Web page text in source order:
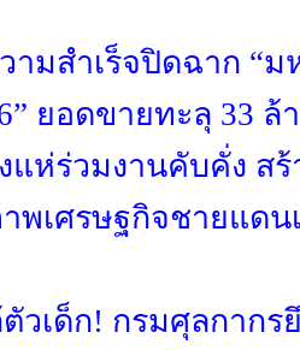
ามสำเร็จปิดฉาก “
ยอดขายทะลุ 33
แห่ร่วมงานคับคั่ง ส
พเศรษฐกิจชายแดน
วเด็ก! กรมศุลกากร